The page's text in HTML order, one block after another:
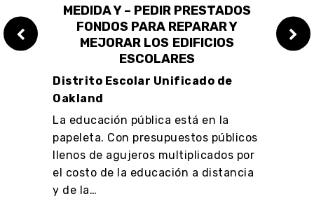
MEDIDA Y – PEDIR PRESTADOS
FONDOS PARA REPARAR Y
MEJORAR LOS EDIFICIOS
ESCOLARES
Distrito Escolar Unificado de
Oakland
La educación pública está en la
papeleta. Con presupuestos públicos
llenos de agujeros multiplicados por
el costo de la educación a distancia
y de la…